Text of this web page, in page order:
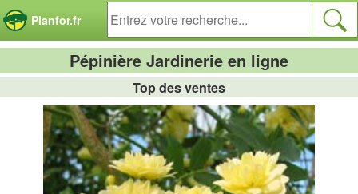
Planfor.fr
Pépinière Jardinerie en ligne
Top des ventes
Panneau de gestion des cookies